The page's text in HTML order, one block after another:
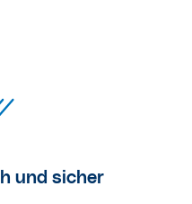
und sicher